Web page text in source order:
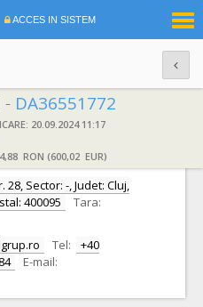
ACCES IN SISTEM
- DA36551772
20.09.2024 11:17
RON (600,02 EUR)
CIF: 17845905
Sector: -, Judet: Cluj,
400095
Tara:
Tel:
+40
E-mail: